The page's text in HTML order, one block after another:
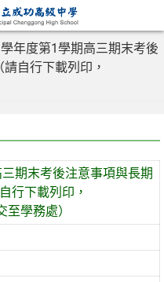
年度第1學期高三期末考後
自行下載列印，
期末考後注意事項與長期
行下載列印，
學務處）